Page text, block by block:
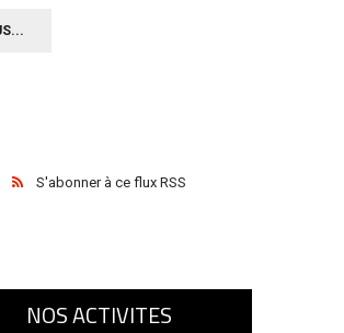
S'abonner à ce flux RSS
NOS ACTIVITES